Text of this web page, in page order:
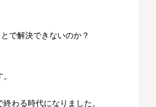
で解決できないのか？
わる時代になりました。